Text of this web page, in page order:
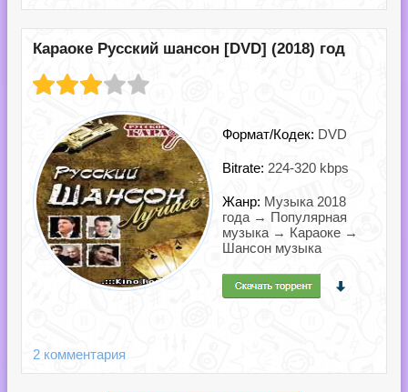
Караоке Русский шансон [DVD] (2018) год
Формат/Кодек: DVD
Bitrate: 224-320 kbps
Жанр: Музыка 2018
года → Популярная
музыка → Караоке →
Шансон музыка
2 комментария